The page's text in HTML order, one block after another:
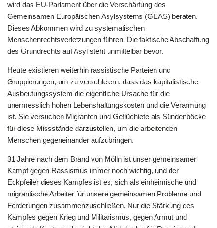
wird das EU-Parlament über die Verschärfung des
Gemeinsamen Europäischen Asylsystems (GEAS) beraten.
Dieses Abkommen wird zu systematischen
Menschenrechtsverletzungen führen. Die faktische Abschaffung
des Grundrechts auf Asyl steht unmittelbar bevor.
Heute existieren weiterhin rassistische Parteien und
Gruppierungen, um zu verschleiern, dass das kapitalistische
Ausbeutungssystem die eigentliche Ursache für die
unermesslich hohen Lebenshaltungskosten und die Verarmung
ist. Sie versuchen Migranten und Geflüchtete als Sündenböcke
für diese Missstände darzustellen, um die arbeitenden
Menschen gegeneinander aufzubringen.
31 Jahre nach dem Brand von Mölln ist unser gemeinsamer
Kampf gegen Rassismus immer noch wichtig, und der
Eckpfeiler dieses Kampfes ist es, sich als einheimische und
migrantische Arbeiter für unsere gemeinsamen Probleme und
Forderungen zusammenzuschließen. Nur die Stärkung des
Kampfes gegen Krieg und Militarismus, gegen Armut und